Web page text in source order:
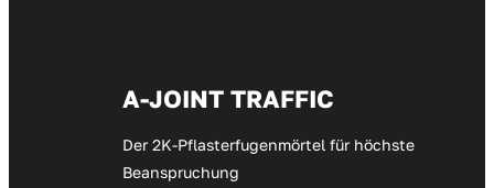
A-JOINT TRAFFIC
Der 2K-Pflasterfugenmörtel für höchste
Beanspruchung